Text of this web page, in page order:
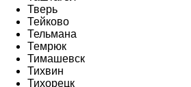
Тверь
Тейково
Тельмана
Темрюк
Тимашевск
Тихвин
Тихорецк